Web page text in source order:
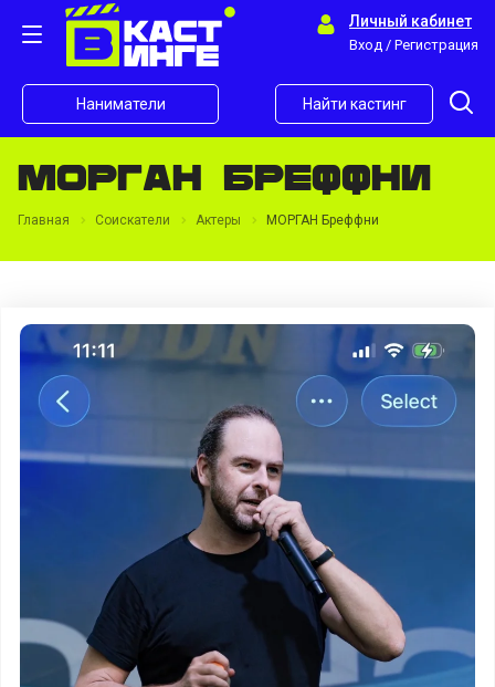
Личный кабинет
Вход / Регистрация
Наниматели Найти кастинг
МОРГАН Бреффни
Главная Соискатели Актеры МОРГАН Бреффни